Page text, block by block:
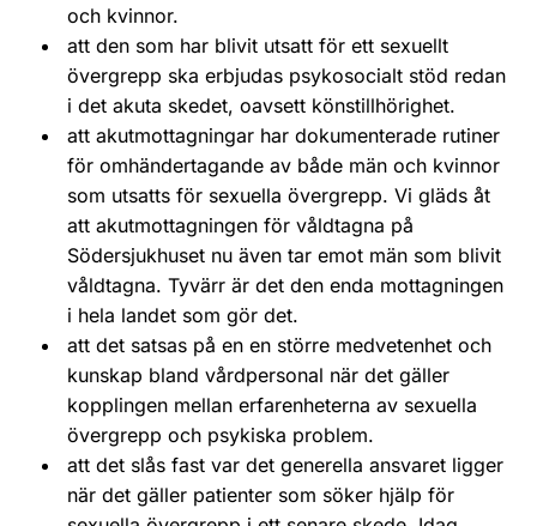
och kvinnor.
att den som har blivit utsatt för ett sexuellt
övergrepp ska erbjudas psykosocialt stöd redan
i det akuta skedet, oavsett könstillhörighet.
att akutmottagningar har dokumenterade rutiner
för omhändertagande av både män och kvinnor
som utsatts för sexuella övergrepp. Vi gläds åt
att akutmottagningen för våldtagna på
Södersjukhuset nu även tar emot män som blivit
våldtagna. Tyvärr är det den enda mottagningen
i hela landet som gör det.
att det satsas på en en större medvetenhet och
kunskap bland vårdpersonal när det gäller
kopplingen mellan erfarenheterna av sexuella
övergrepp och psykiska problem.
att det slås fast var det generella ansvaret ligger
när det gäller patienter som söker hjälp för